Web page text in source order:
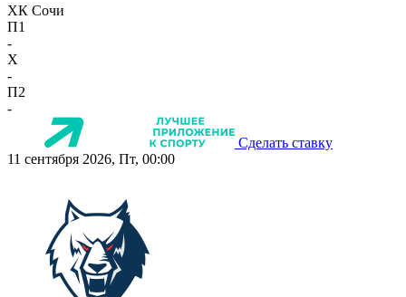
ХК Сочи
П1
-
X
-
П2
-
Сделать ставку
11 сентября 2026, Пт, 00:00